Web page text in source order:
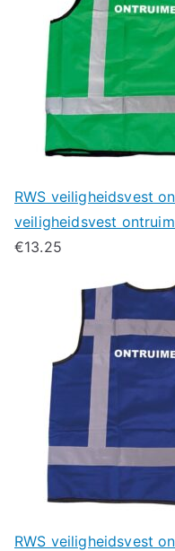
RWS veiligheidsvest
veiligheidsvest
€13.25
RWS veiligheidsvest